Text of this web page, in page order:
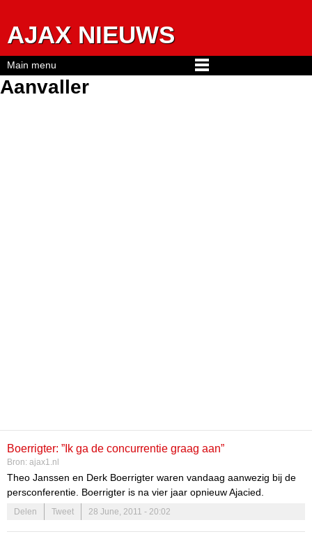
AJAX NIEUWS
Aanvaller
Boerrigter: ”Ik ga de concurrentie graag aan”
Bron: ajax1.nl
Theo Janssen en Derk Boerrigter waren vandaag aanwezig bij de
persconferentie. Boerrigter is na vier jaar opnieuw Ajacied.
Boerrigter kwam in zijn eerste periode niet tot een debuut, maar nu
is hij vier jaar ouder, vier jaar wijzer en vier jaar verder.
Delen Tweet 28 June, 2011 - 20:02
Main menu